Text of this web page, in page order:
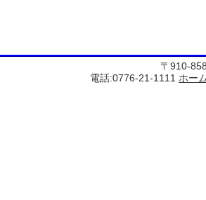
〒910-
電話:0776-21-1111 ホー